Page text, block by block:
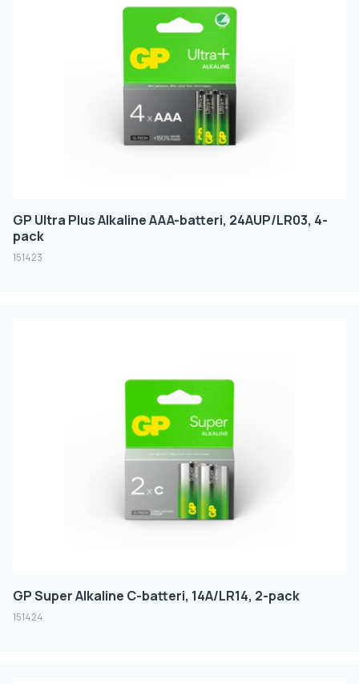
GP Ultra Plus Alkaline AAA-batteri, 24AUP/LR03, 4-
pack
151423
GP Super Alkaline C-batteri, 14A/LR14, 2-pack
151424